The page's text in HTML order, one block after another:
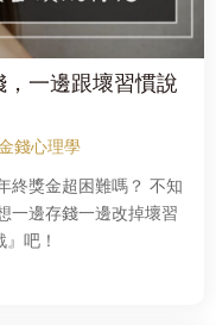
，一邊跟壞習慣說
錢心理學
終獎金超困難嗎？ 不知
一邊存錢一邊改掉壞習
吧！